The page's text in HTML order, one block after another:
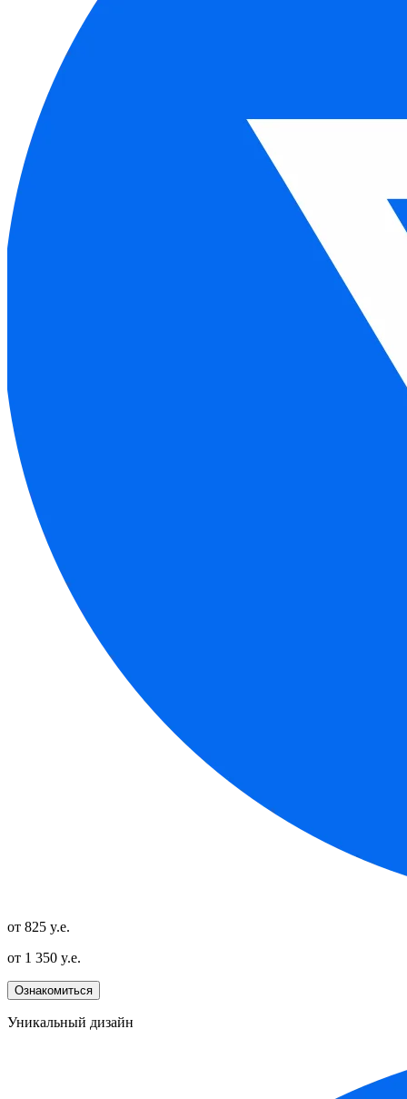
от 825 y.e.
от 1 350 y.e.
Ознакомиться
Уникальный дизайн